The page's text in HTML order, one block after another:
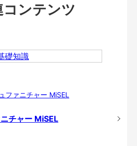
コンテンツ
チャー MiSEL